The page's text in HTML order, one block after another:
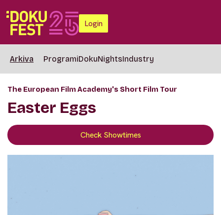
Login
Arkiva ProgramiDokuNightsIndustry
The European Film Academy's Short Film Tour
Easter Eggs
Check Showtimes